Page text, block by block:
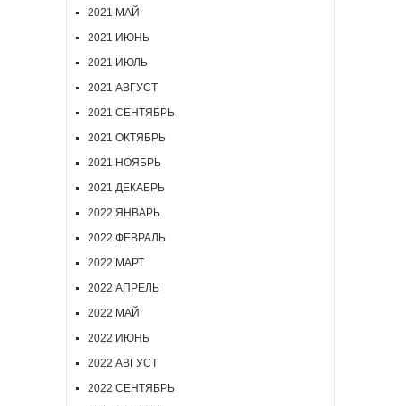
2021 МАЙ
2021 ИЮНЬ
2021 ИЮЛЬ
2021 АВГУСТ
2021 СЕНТЯБРЬ
2021 ОКТЯБРЬ
2021 НОЯБРЬ
2021 ДЕКАБРЬ
2022 ЯНВАРЬ
2022 ФЕВРАЛЬ
2022 МАРТ
2022 АПРЕЛЬ
2022 МАЙ
2022 ИЮНЬ
2022 АВГУСТ
2022 СЕНТЯБРЬ